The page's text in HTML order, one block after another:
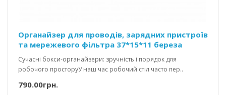
Органайзер для проводів, зарядних пристроїв
та мережевого фільтра 37*15*11 береза
Сучасні бокси-органайзери: зручність і порядок для
робочого просторуУ наш час робочий стіл часто пер..
790.00грн.